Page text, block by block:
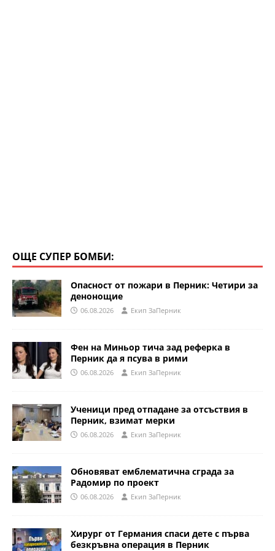
ОЩЕ СУПЕР БОМБИ:
Опасност от пожари в Перник: Четири за
денонощие
06.08.2026 Eкип ЗаПерник
Фен на Миньор тича зад реферка в
Перник да я псува в рими
06.08.2026 Eкип ЗаПерник
Ученици пред отпадане за отсъствия в
Перник, взимат мерки
06.08.2026 Eкип ЗаПерник
Обновяват емблематична сграда за
Радомир по проект
06.08.2026 Eкип ЗаПерник
Хирург от Германия спаси дете с първа
безкръвна операция в Перник